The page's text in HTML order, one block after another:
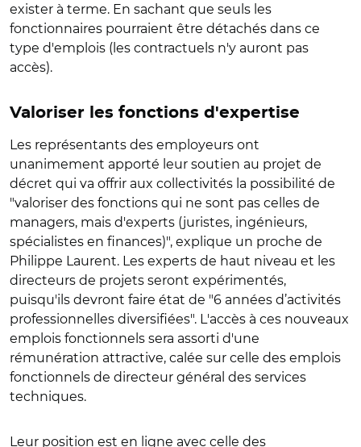
exister à terme. En sachant que seuls les
fonctionnaires pourraient être détachés dans ce
type d'emplois (les contractuels n'y auront pas
accès).
Valoriser les fonctions d'expertise
Les représentants des employeurs ont
unanimement apporté leur soutien au projet de
décret qui va offrir aux collectivités la possibilité de
"valoriser des fonctions qui ne sont pas celles de
managers, mais d'experts (juristes, ingénieurs,
spécialistes en finances)", explique un proche de
Philippe Laurent. Les experts de haut niveau et les
directeurs de projets seront expérimentés,
puisqu'ils devront faire état de "6 années d’activités
professionnelles diversifiées". L'accès à ces nouveaux
emplois fonctionnels sera assorti d'une
rémunération attractive, calée sur celle des emplois
fonctionnels de directeur général des services
techniques.
Leur position est en ligne avec celle des